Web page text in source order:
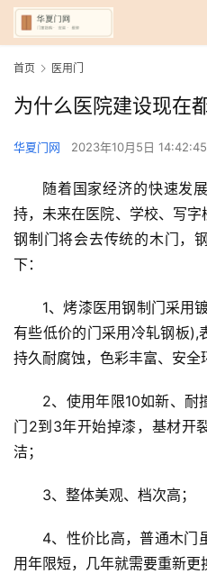
页
首页 医用门
为什么医院建设现在
华夏门网 2023年10月5日 14:42:45
随着国家经济的快速发
持，未来在医院、学校、写
钢制门将会去传统的木门，
下：
1、烤漆医用钢制门采用
有些低价的门采用冷轧钢板),
持久耐腐蚀，色彩丰富、安全
2、使用年限10如新、耐
门2到3年开始掉漆，基材开
洁；
3、整体美观、档次高；
4、性价比高，普通木门
用年限短，几年就需要重新更